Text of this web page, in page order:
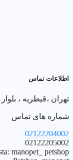
اطلاعات تماس
تهران ،قیطریه ، بلوار
شماره های تماس
02122204002
02122205002
manopet_ petshop